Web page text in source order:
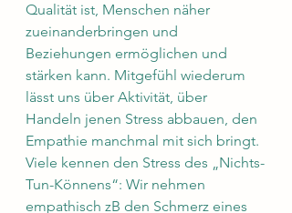
Qualität ist, Menschen näher
zueinanderbringen und
Beziehungen ermöglichen und
stärken kann. Mitgefühl wiederum
lässt uns über Aktivität, über
Handeln jenen Stress abbauen, den
Empathie manchmal mit sich bringt.
Viele kennen den Stress des „Nichts-
Tun-Könnens“: Wir nehmen
empathisch zB den Schmerz eines